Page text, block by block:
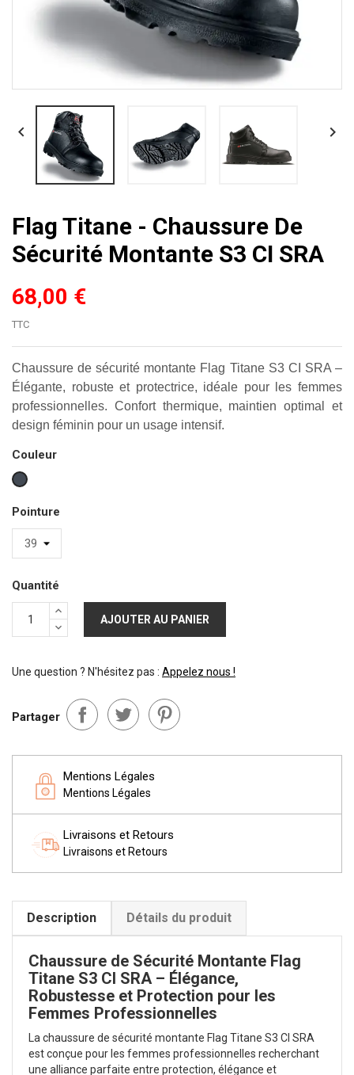
 
Flag Titane - Chaussure De
Sécurité Montante S3 CI SRA
68,00 €
TTC
Chaussure de sécurité montante Flag Titane S3 CI SRA –
Élégante, robuste et protectrice, idéale pour les femmes
professionnelles. Confort thermique, maintien optimal et
design féminin pour un usage intensif.
Couleur
Noir
Pointure
Quantité
AJOUTER AU PANIER
Une question ? N'hésitez pas : Appelez nous !
Partager
Mentions Légales
Mentions Légales
Livraisons et Retours
Livraisons et Retours
Description Détails du produit
Chaussure de Sécurité Montante Flag
Titane S3 CI SRA – Élégance,
Robustesse et Protection pour les
Femmes Professionnelles
La chaussure de sécurité montante Flag Titane S3 CI SRA
est conçue pour les femmes professionnelles recherchant
une alliance parfaite entre protection, élégance et